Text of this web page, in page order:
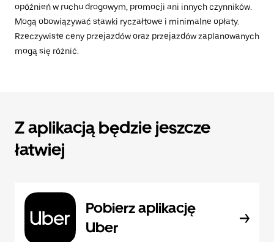
opóźnień w ruchu drogowym, promocji ani innych czynników.
Mogą obowiązywać stawki ryczałtowe i minimalne opłaty.
Rzeczywiste ceny przejazdów oraz przejazdów zaplanowanych
mogą się różnić.
Z aplikacją będzie jeszcze
łatwiej
Pobierz aplikację
Uber